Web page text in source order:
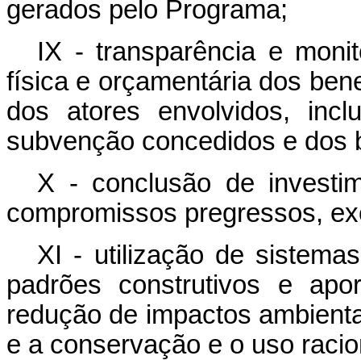
gerados pelo Programa;
IX - transparência e
física e orçamentária dos
dos atores envolvidos,
subvenção concedidos e dos
X - conclusão de
compromissos pregressos,
XI - utilização de
padrões construtivos e
redução de impactos
e a conservação e o uso